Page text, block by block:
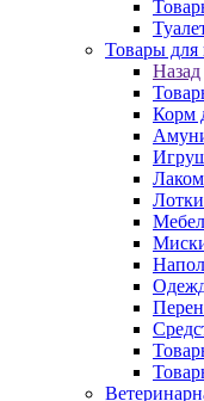
Товары для
Назад
Корм